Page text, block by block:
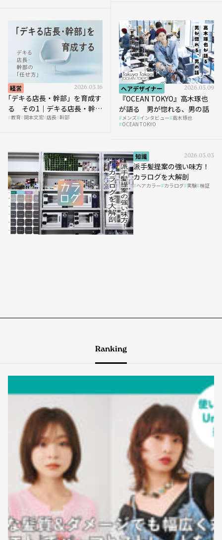
経営 2026.03.16
｢デキる店長・幹部」を育成す
る その1｜デキる店長・幹部
の「任せ方」
教育 岡本文宏 店長 幹部
ヘアデザイナー 2026.03.09
『OCEAN TOKYO』高木琢也
が語る 男が惚れる、男の話
メンズ インタビュー 高木琢也
OCEAN TOKYO
知識 2026.03.03
派手髪提案の強い味方！
カラログを大解剖
ヘアカラー カラログ 実験 検証
Ranking